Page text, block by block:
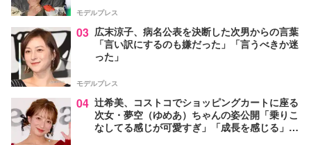
モデルプレス
03 広末涼子、病名公表を決断した次男からの言葉
「言い訳にするのも嫌だった」「言うべきか迷
った」
モデルプレス
04 辻希美、コストコでショッピングカートに座る
次女・夢空（ゆめあ）ちゃんの姿公開「乗りこ
なしてる感じが可愛すぎ」「成長を感じる」の